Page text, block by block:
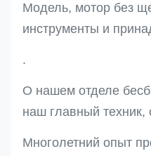
Модель, мотор без
инструменты и
.
О нашем отделе
наш главный техник,
Многолетний опыт